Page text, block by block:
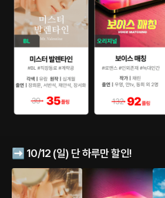
➡️ 10/12 (일) 단 하루만 할인!